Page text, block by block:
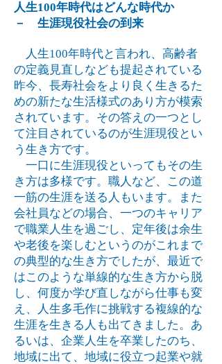
人生100年時代はどんな時代か
－ 生涯現役社会の到来
人生100年時代と言われ、高齢者
の定義見直しなども提起されている
昨今、長寿社会をより良く生きるた
めの新たな生活様式のあり方が模索
されています。その答えの一つとし
て注目されているのが生涯現役とい
う生き方です。
一口に生涯現役といってもその生
き方は多様です。職人など、この道
一筋の生涯を送る人もいます。また
会社員などの場合、一つのキャリア
で職業人生を過ごし、定年後は余生
や老後を楽しむというのがこれまで
の典型的な生き方でしたが、最近で
はこのような単線的な生き方から脱
し、何度か学び直しながら仕事も変
え、人生多毛作に挑戦する複線的な
生涯を生きる人も出てきました。あ
るいは、企業人生を卒業したのち、
地域に出て、地域に役立つ起業や就